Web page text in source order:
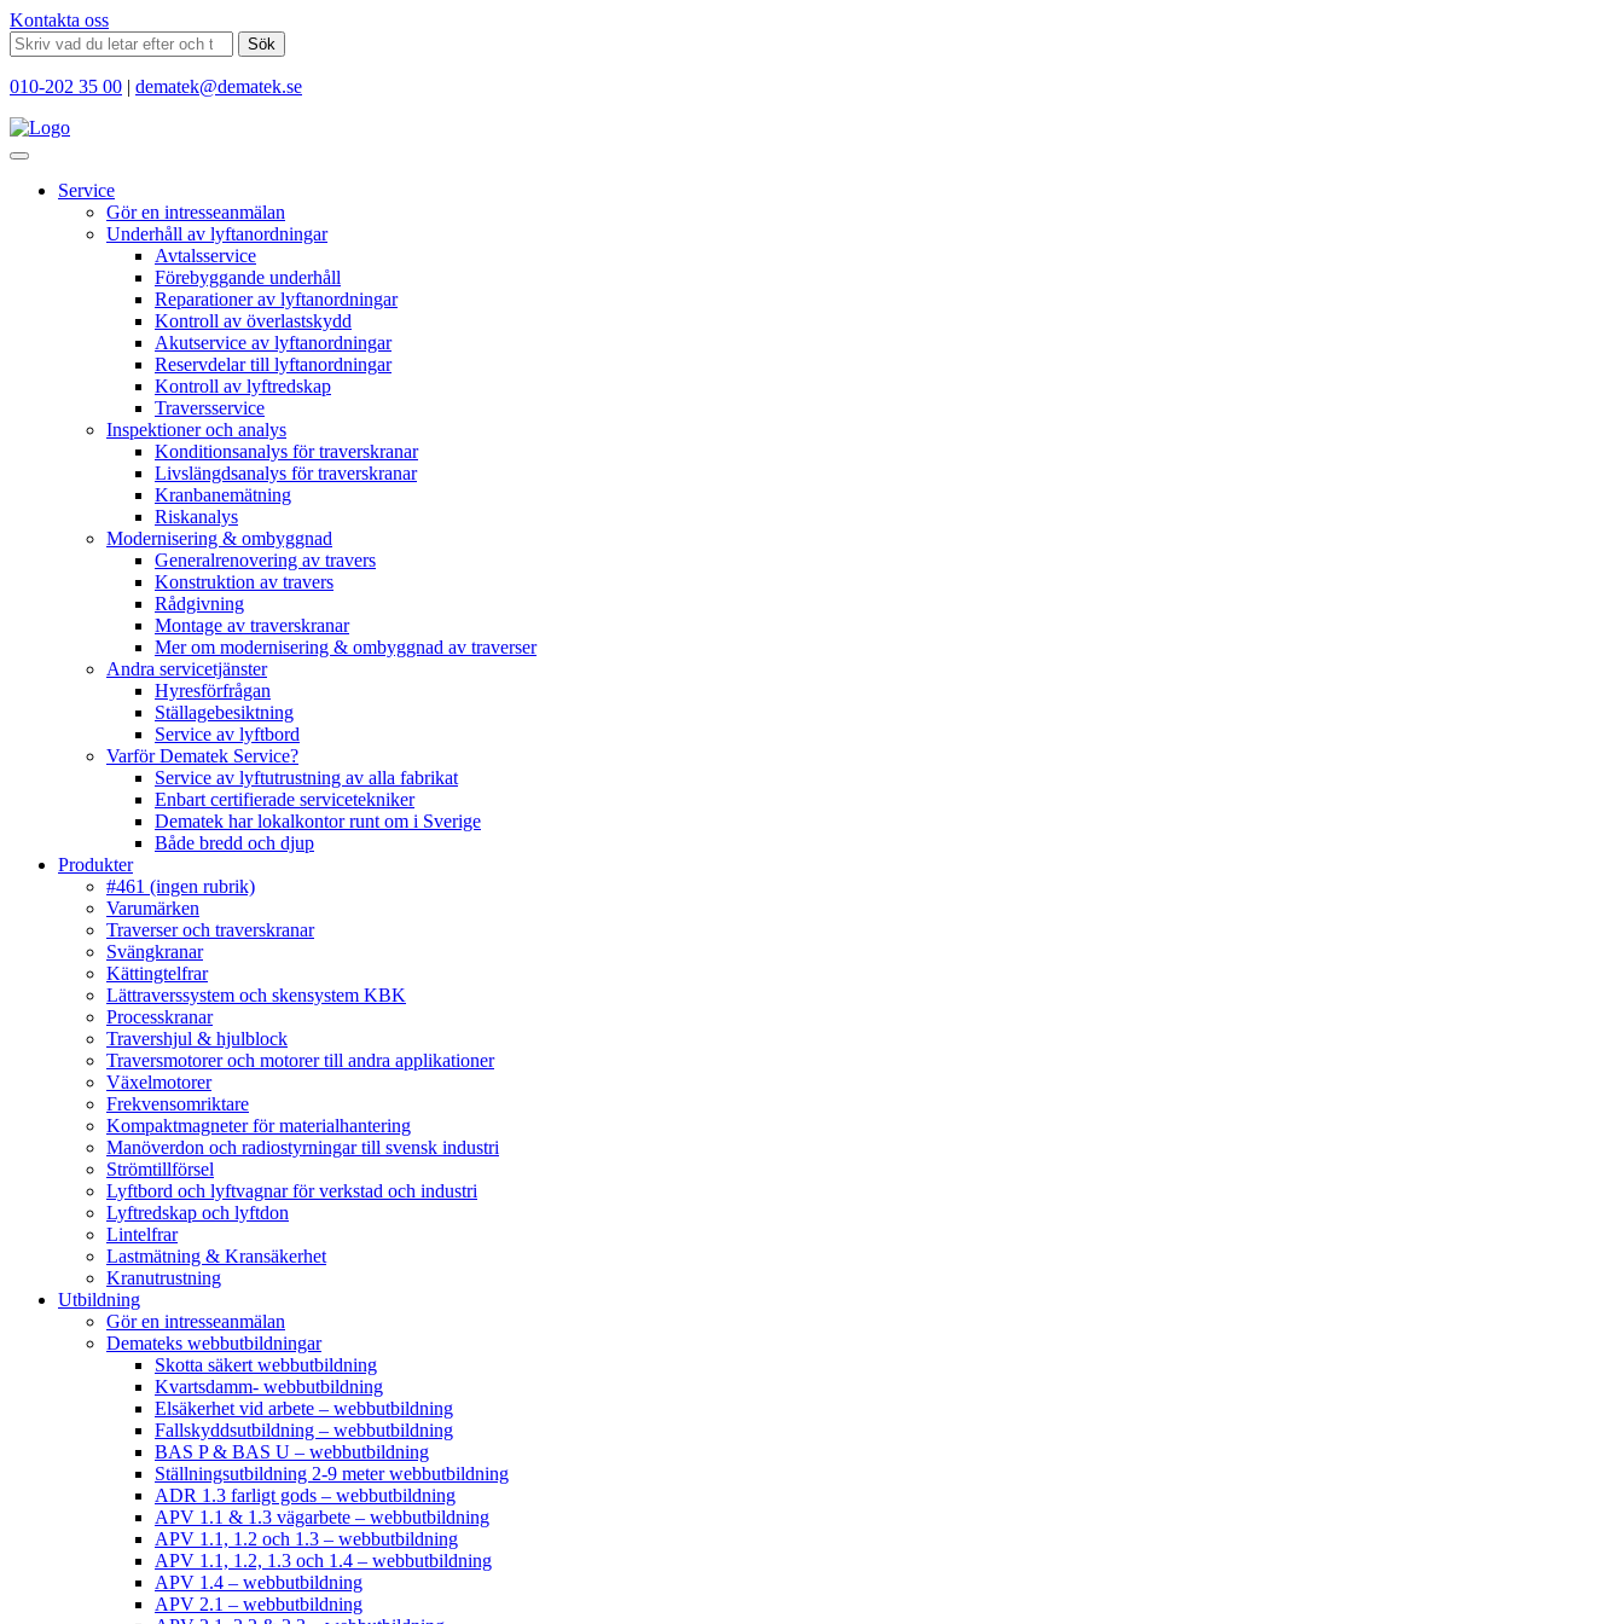
Kontakta oss
Sök
010-202 35 00 | dematek@dematek.se
Service
Gör en intresseanmälan
Underhåll av lyftanordningar
Avtalsservice
Förebyggande underhåll
Reparationer av lyftanordningar
Kontroll av överlastskydd
Akutservice av lyftanordningar
Reservdelar till lyftanordningar
Kontroll av lyftredskap
Traversservice
Inspektioner och analys
Konditionsanalys för traverskranar
Livslängdsanalys för traverskranar
Kranbanemätning
Riskanalys
Modernisering & ombyggnad
Generalrenovering av travers
Konstruktion av travers
Rådgivning
Montage av traverskranar
Mer om modernisering & ombyggnad av traverser
Andra servicetjänster
Hyresförfrågan
Ställagebesiktning
Service av lyftbord
Varför Dematek Service?
Service av lyftutrustning av alla fabrikat
Enbart certifierade servicetekniker
Dematek har lokalkontor runt om i Sverige
Både bredd och djup
Produkter
#461 (ingen rubrik)
Varumärken
Traverser och traverskranar
Svängkranar
Kättingtelfrar
Lättraverssystem och skensystem KBK
Processkranar
Travershjul & hjulblock
Traversmotorer och motorer till andra applikationer
Växelmotorer
Frekvensomriktare
Kompaktmagneter för materialhantering
Manöverdon och radiostyrningar till svensk industri
Strömtillförsel
Lyftbord och lyftvagnar för verkstad och industri
Lyftredskap och lyftdon
Lintelfrar
Lastmätning & Kransäkerhet
Kranutrustning
Utbildning
Gör en intresseanmälan
Demateks webbutbildningar
Skotta säkert webbutbildning
Kvartsdamm- webbutbildning
Elsäkerhet vid arbete – webbutbildning
Fallskyddsutbildning – webbutbildning
BAS P & BAS U – webbutbildning
Ställningsutbildning 2-9 meter webbutbildning
ADR 1.3 farligt gods – webbutbildning
APV 1.1 & 1.3 vägarbete – webbutbildning
APV 1.1, 1.2 och 1.3 – webbutbildning
APV 1.1, 1.2, 1.3 och 1.4 – webbutbildning
APV 1.4 – webbutbildning
APV 2.1 – webbutbildning